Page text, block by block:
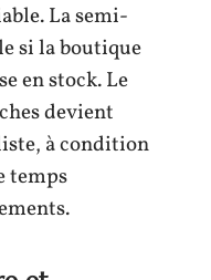
La semi-
si la boutique
en stock. Le
devient
à condition
temps